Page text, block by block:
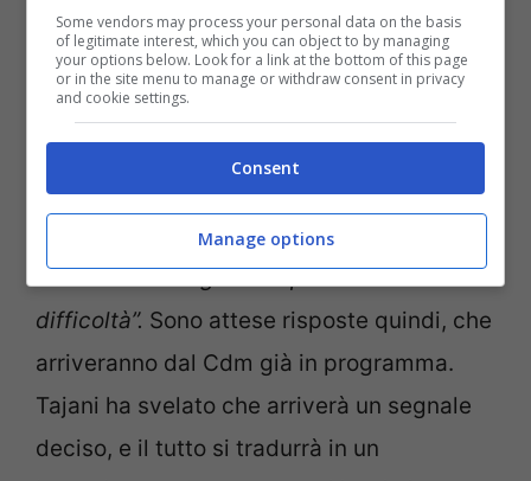
Le prime risposte potrebbero arrivare già
domani. Lo ha ammesso Antonio Tajani al
Tg5, parlando di“segnale forte”che
arriverà. Il Ministro ha annunciato che“la
priorità del governo sono le bollette e i
sacrifici di famiglie e imprese che sono in
difficoltà”. Sono attese risposte quindi, che
arriveranno dal Cdm già in programma.
Tajani ha svelato che arriverà un segnale
deciso, e il tutto si tradurrà in un
Some vendors may process your personal data on the basis
of legitimate interest, which you can object to by managing
your options below. Look for a link at the bottom of this page
or in the site menu to manage or withdraw consent in privacy
and cookie settings.
Consent
Manage options